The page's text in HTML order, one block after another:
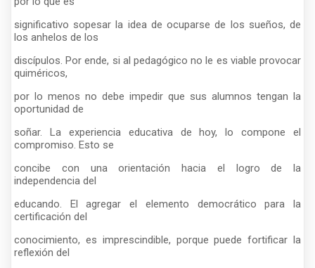
significativo sopesar la idea de ocuparse de los sueños, de
los anhelos de los
discípulos. Por ende, si al pedagógico no le es viable provocar
quiméricos,
por lo menos no debe impedir que sus alumnos tengan la
oportunidad de
soñar. La experiencia educativa de hoy, lo compone el
compromiso. Esto se
concibe con una orientación hacia el logro de la
independencia del
educando. El agregar el elemento democrático para la
certificación del
conocimiento, es imprescindible, porque puede fortificar la
reflexión del